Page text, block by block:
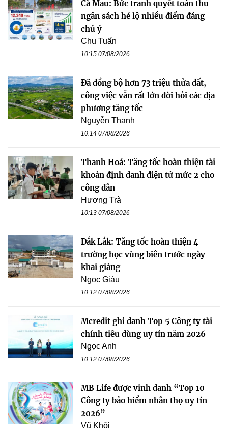
Cà Mau: Bức tranh quyết toán thu
ngân sách hé lộ nhiều điểm đáng
chú ý
Chu Tuấn
10:15 07/08/2026
Đã đồng bộ hơn 73 triệu thửa đất,
công việc vẫn rất lớn đòi hỏi các địa
phương tăng tốc
Nguyễn Thanh
10:14 07/08/2026
Thanh Hoá: Tăng tốc hoàn thiện tài
khoản định danh điện tử mức 2 cho
công dân
Hương Trà
10:13 07/08/2026
Đắk Lắk: Tăng tốc hoàn thiện 4
trường học vùng biên trước ngày
khai giảng
Ngọc Giàu
10:12 07/08/2026
Mcredit ghi danh Top 5 Công ty tài
chính tiêu dùng uy tín năm 2026
Ngọc Anh
10:12 07/08/2026
MB Life được vinh danh “Top 10
Công ty bảo hiểm nhân thọ uy tín
2026”
Vũ Khôi